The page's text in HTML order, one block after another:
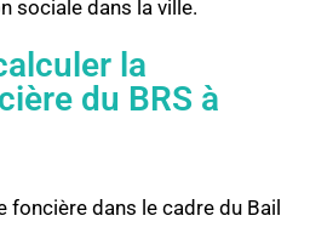
sociale dans la ville.
la
du BRS à
foncière dans le cadre du Bail